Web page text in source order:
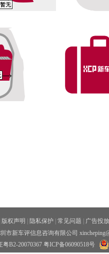
暂无
版权声明 隐私保护 常见问题
广告投放
市新车评信息咨询有限公司
B2-20070367 粤ICP备06090518号